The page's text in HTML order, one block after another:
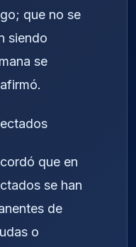
que no se
siendo
se
que en
se han
de
o